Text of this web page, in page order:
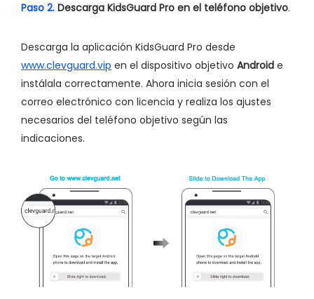
Paso 2. Descarga KidsGuard Pro en el teléfono objetivo.
Descarga la aplicación KidsGuard Pro desde
www.clevguard.vip en el dispositivo objetivo Android e
instálala correctamente. Ahora inicia sesión con el
correo electrónico con licencia y realiza los ajustes
necesarios del teléfono objetivo según las
indicaciones.